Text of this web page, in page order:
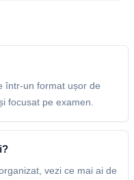
într-un format ușor de
focusat pe examen.
vezi ce mai ai de